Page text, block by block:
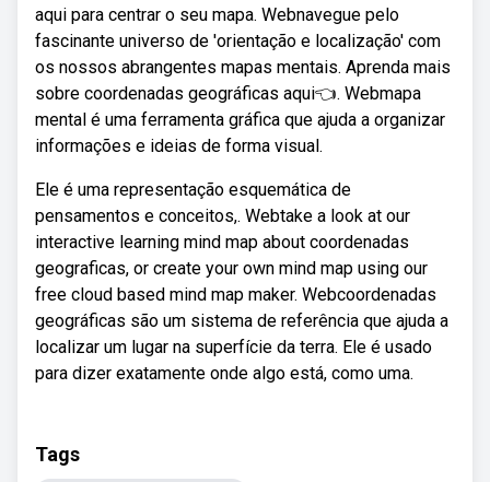
aqui para centrar o seu mapa. Webnavegue pelo
fascinante universo de 'orientação e localização' com
os nossos abrangentes mapas mentais. Aprenda mais
sobre coordenadas geográficas aqui👈. Webmapa
mental é uma ferramenta gráfica que ajuda a organizar
informações e ideias de forma visual.
Ele é uma representação esquemática de
pensamentos e conceitos,. Webtake a look at our
interactive learning mind map about coordenadas
geograficas, or create your own mind map using our
free cloud based mind map maker. Webcoordenadas
geográficas são um sistema de referência que ajuda a
localizar um lugar na superfície da terra. Ele é usado
para dizer exatamente onde algo está, como uma.
Tags